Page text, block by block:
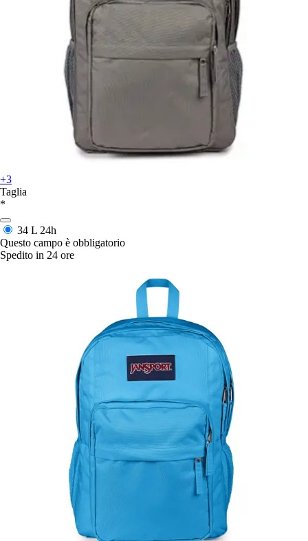
+3
Taglia
*
34 L 24h
Questo campo è obbligatorio
Spedito in 24 ore